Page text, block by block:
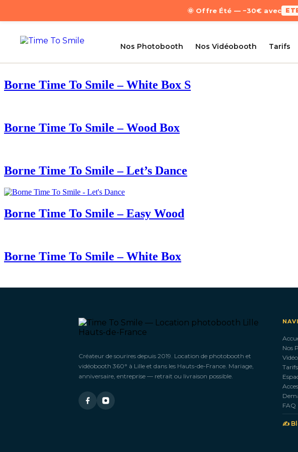
🌞 Offre Été — −30€ avec
Nos Photobooth Nos Vidéobooth Tarifs
Borne Time To Smile – White Box S
Borne Time To Smile – Wood Box
Borne Time To Smile – Let’s Dance
Borne Time To Smile – Easy Wood
Borne Time To Smile – White Box
Créateur de sourires depuis 2019. Location de photobooth et
vidéobooth 360° à Lille et dans les Hauts-de-France. Mariage,
anniversaire, entreprise — retrait ou livraison possible.
Nos
Tarifs
FAQ
✍️